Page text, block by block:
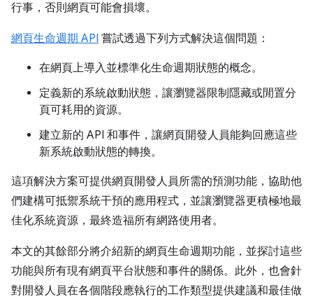
行事，否則網頁可能會損壞。
網頁生命週期 API 嘗試透過下列方式解決這個問題：
在網頁上導入並標準化生命週期狀態的概念。
定義新的系統啟動狀態，讓瀏覽器限制隱藏或閒置分
頁可耗用的資源。
建立新的 API 和事件，讓網頁開發人員能夠回應這些
新系統啟動狀態的轉換。
這項解決方案可提供網頁開發人員所需的預測功能，協助他
們建構可抵禦系統干預的應用程式，並讓瀏覽器更積極地最
佳化系統資源，最終造福所有網路使用者。
本文的其餘部分將介紹新的網頁生命週期功能，並探討這些
功能與所有現有網頁平台狀態和事件的關係。此外，也會針
對開發人員在各個階段應執行的工作類型提供建議和最佳做